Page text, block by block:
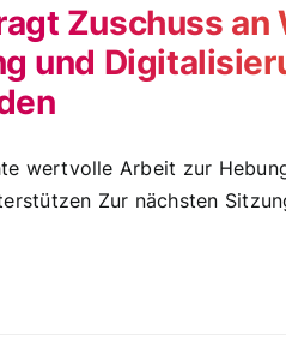
Zuschuss
und
wertvolle Arbeit zur
Zur nächsten